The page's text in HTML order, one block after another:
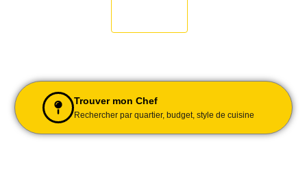
Trouver mon Chef
Rechercher par quartier, budget, style de cuisine